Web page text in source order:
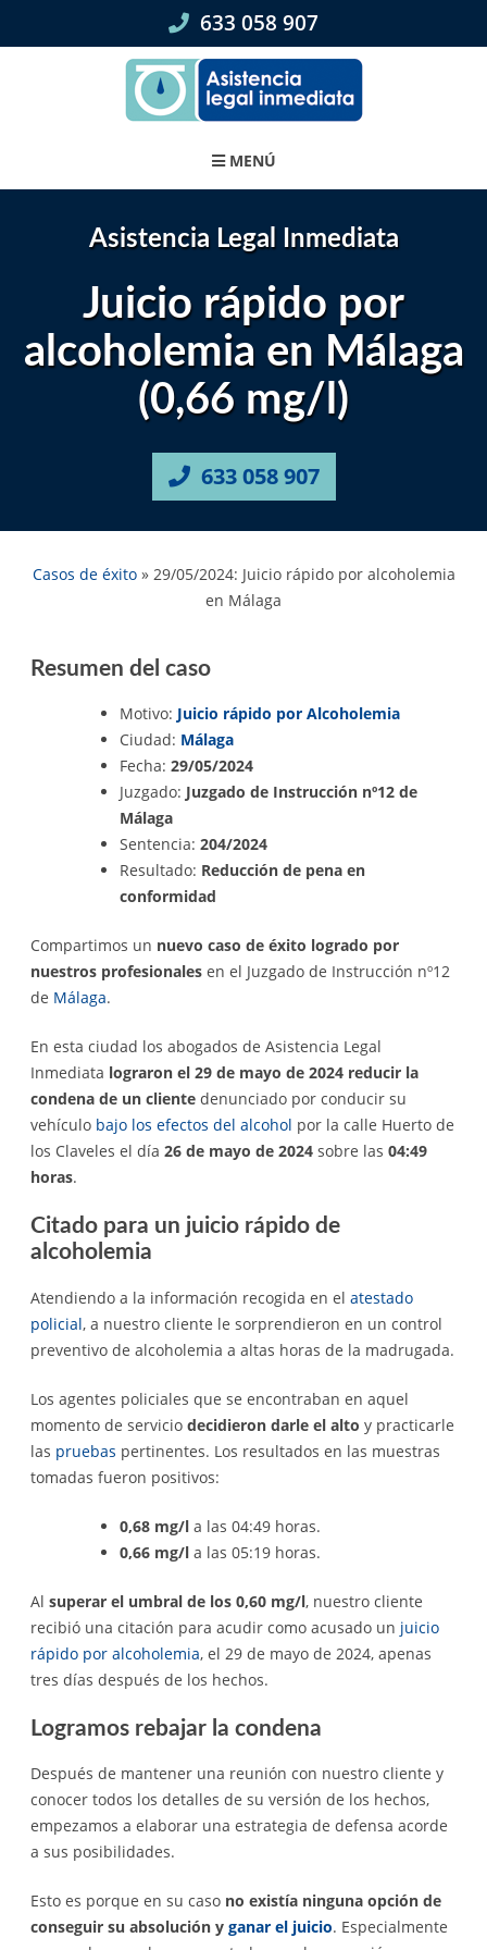
633 058 907
MENÚ
Asistencia Legal Inmediata
Juicio rápido por
alcoholemia en Málaga
(0,66 mg/l)
633 058 907
Casos de éxito» 29/05/2024: Juicio rápido por alcoholemia
en Málaga
Resumen del caso
Motivo: Juicio rápido por Alcoholemia
Ciudad: Málaga
Fecha: 29/05/2024
Juzgado: Juzgado de Instrucción nº12 de
Málaga
Sentencia: 204/2024
Resultado: Reducción de pena en
conformidad
Compartimos un nuevo caso de éxito logrado por
nuestros profesionales en el Juzgado de Instrucción nº12
de Málaga.
En esta ciudad los abogados de Asistencia Legal
Inmediata lograron el 29 de mayo de 2024 reducir la
condena de un cliente denunciado por conducir su
vehículo bajo los efectos del alcohol por la calle Huerto de
los Claveles el día 26 de mayo de 2024 sobre las 04:49
horas.
Citado para un juicio rápido de
alcoholemia
Atendiendo a la información recogida en el atestado
policial, a nuestro cliente le sorprendieron en un control
preventivo de alcoholemia a altas horas de la madrugada.
Los agentes policiales que se encontraban en aquel
momento de servicio decidieron darle el alto y practicarle
las pruebas pertinentes. Los resultados en las muestras
tomadas fueron positivos:
0,68 mg/l a las 04:49 horas.
0,66 mg/l a las 05:19 horas.
Al superar el umbral de los 0,60 mg/l, nuestro cliente
recibió una citación para acudir como acusado un juicio
rápido por alcoholemia, el 29 de mayo de 2024, apenas
tres días después de los hechos.
Logramos rebajar la condena
Después de mantener una reunión con nuestro cliente y
conocer todos los detalles de su versión de los hechos,
empezamos a elaborar una estrategia de defensa acorde
a sus posibilidades.
Esto es porque en su caso no existía ninguna opción de
conseguir su absolución y ganar el juicio. Especialmente